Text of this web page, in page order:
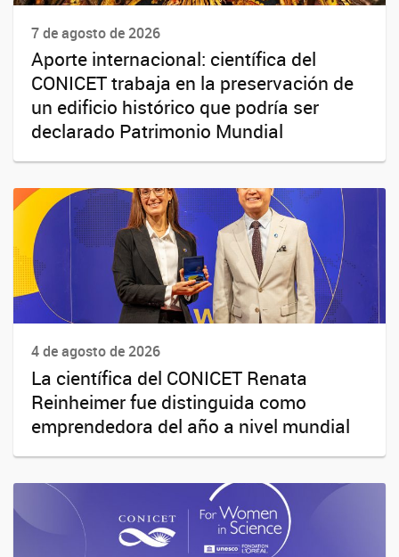
7 de agosto de 2026
Aporte internacional: científica del
CONICET trabaja en la preservación de
un edificio histórico que podría ser
declarado Patrimonio Mundial
4 de agosto de 2026
La científica del CONICET Renata
Reinheimer fue distinguida como
emprendedora del año a nivel mundial